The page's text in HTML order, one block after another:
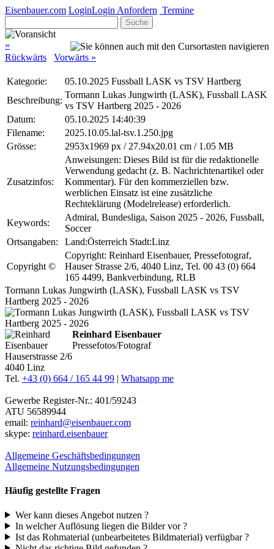
Eisenbauer.com LoginLogin Anfordern Termine
Suche
«
Rückwärts
Vorwärts »
Kategorie:
05.10.2025 Fussball LASK vs TSV Hartberg
Beschreibung:
Tormann Lukas Jungwirth (LASK), Fussball LASK
vs TSV Hartberg 2025 - 2026
Datum:
05.10.2025 14:40:39
Filename:
2025.10.05.lal-tsv.1.250.jpg
Grösse:
2953x1969 px / 27.94x20.01 cm / 1.05 MB
Zusatzinfos:
Anweisungen: Dieses Bild ist für die redaktionelle
Verwendung gedacht (z. B. Nachrichtenartikel oder
Kommentar). Für den kommerziellen bzw.
werblichen Einsatz ist eine zusätzliche
Rechteklärung (Modelrelease) erforderlich.
Keywords:
Admiral, Bundesliga, Saison 2025 - 2026, Fussball,
Soccer
Ortsangaben:
Land:Österreich Stadt:Linz
Copyright ©
Copyright: Reinhard Eisenbauer, Pressefotograf,
Hauser Strasse 2/6, 4040 Linz, Tel. 00 43 (0) 664
165 4499, Bankverbindung, RLB
Tormann Lukas Jungwirth (LASK), Fussball LASK vs TSV
Hartberg 2025 - 2026
Reinhard Eisenbauer
Pressefotos/Fotograf
Hauserstrasse 2/6
4040 Linz
Tel. +43 (0) 664 / 165 44 99 | Whatsapp me
Gewerbe Register-Nr.: 401/59243
ATU 56589944
email: reinhard@eisenbauer.com
skype: reinhard.eisenbauer
Allgemeine Geschäftsbedingungen
Allgemeine Nutzungsbedingungen
Häufig gestellte Fragen
Wer kann dieses Angebot nutzen ?
In welcher Auflösung liegen die Bilder vor ?
Ist das Rohmaterial (unbearbeitetes Bildmaterial) verfügbar ?